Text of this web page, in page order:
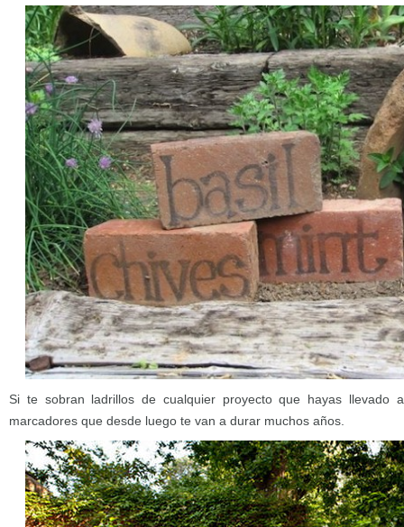
Si te sobran ladrillos de cualquier proyecto que hayas llevado
marcadores que desde luego te van a durar muchos años.